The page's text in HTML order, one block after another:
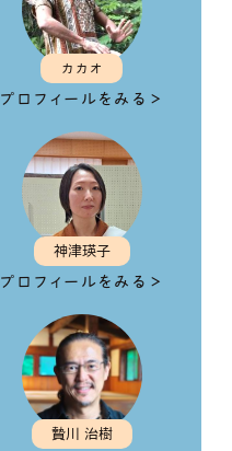
カカオ
プロフィールをみる＞
神津瑛子
プロフィールをみる＞
贄川 治樹